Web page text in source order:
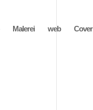
Malerei web Cover